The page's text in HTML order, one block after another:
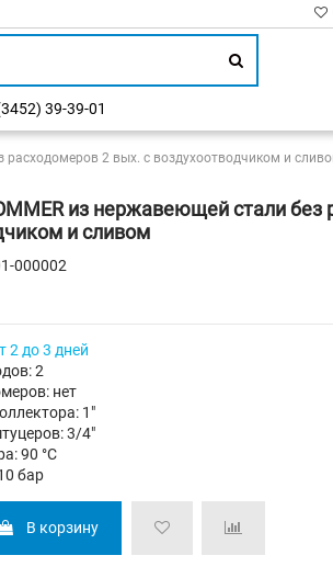
39-39-01
расходомеров 2 вых. с воздухоотводчиком и
из нержавеющей стали без
и сливом
000002
2 до 3 дней
2
нет
1"
3/4"
90 °С
бар
В корзину